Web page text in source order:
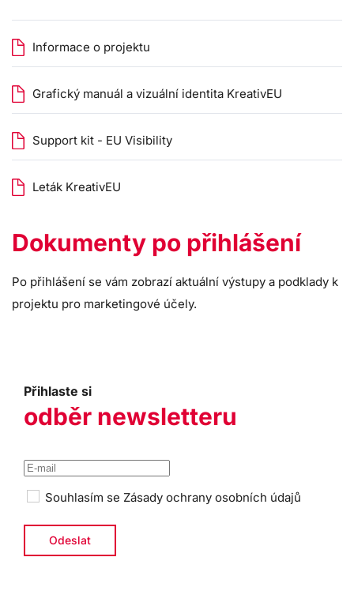
Informace o projektu
Grafický manuál a vizuální identita KreativEU
Support kit - EU Visibility
Leták KreativEU
Dokumenty po přihlášení
Po přihlášení se vám zobrazí aktuální výstupy a podklady k
projektu pro marketingové účely.
Přihlaste si
odběr newsletteru
Souhlasím se Zásady ochrany osobních údajů